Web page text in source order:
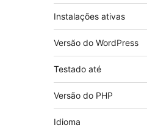
Instalações ativas
Versão do WordPress
Testado até
Versão do PHP
Idioma